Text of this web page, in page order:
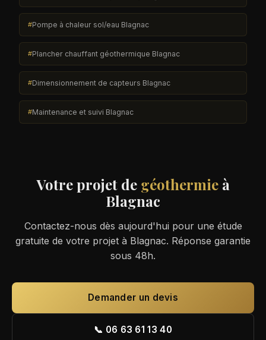
Pompe à chaleur sol/eau Blagnac
Plancher chauffant géothermique Blagnac
Dimensionnement de capteurs Blagnac
Maintenance et suivi Blagnac
Votre projet de géothermieà
Blagnac
Contactez-nous dès aujourd'hui pour une étude
gratuite de votre projet à Blagnac. Réponse garantie
sous 48h.
Demander un devis
📞 06 63 61 13 40